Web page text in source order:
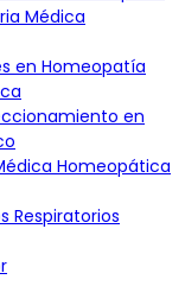
leyes del Estado
se resolverá en los
de Miami-
de la
personal como
de pago.
de usuario y
Médica
en Homeopatía
en
Homeopática
Respiratorios